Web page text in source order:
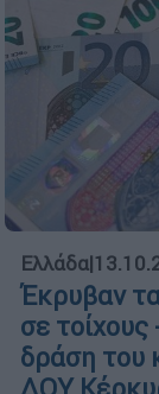
Ελλάδα|
Έκρυβαν
σε
δράση του